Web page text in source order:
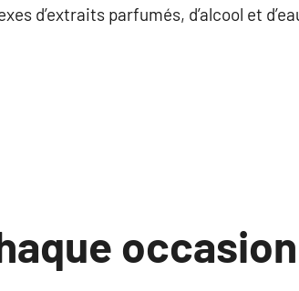
d’extraits parfumés, d’alcool et